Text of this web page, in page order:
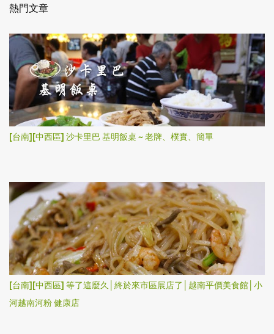
熱門文章
[台南][中西區] 沙卡里巴 基明飯桌 ~ 老牌、樸實、簡單
[台南][中西區] 等了這麼久│終於來市區展店了│越南平價美食館│小
河越南河粉 健康店